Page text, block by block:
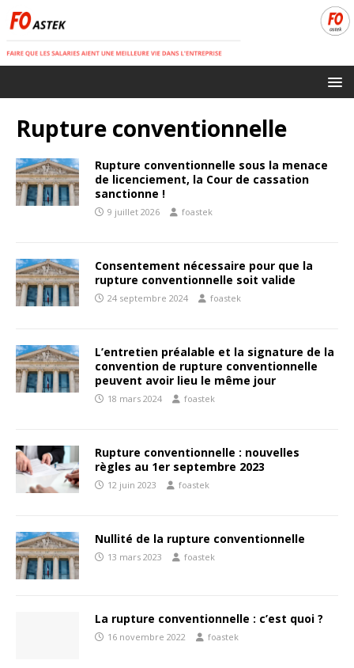
Rupture conventionnelle
Rupture conventionnelle sous la menace
de licenciement, la Cour de cassation
sanctionne !
9 juillet 2026 foastek
Consentement nécessaire pour que la
rupture conventionnelle soit valide
24 septembre 2024 foastek
L’entretien préalable et la signature de la
convention de rupture conventionnelle
peuvent avoir lieu le même jour
18 mars 2024 foastek
Rupture conventionnelle : nouvelles
règles au 1er septembre 2023
12 juin 2023 foastek
Nullité de la rupture conventionnelle
13 mars 2023 foastek
La rupture conventionnelle : c’est quoi ?
16 novembre 2022 foastek